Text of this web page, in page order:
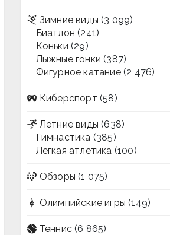
Зимние виды (3 099)
Биатлон (241)
Коньки (29)
Лыжные гонки (387)
Фигурное катание(2 476)
Киберспорт (58)
Летние виды (638)
Гимнастика (385)
Легкая атлетика (100)
Обзоры (1 075)
Олимпийские игры (149)
Теннис (6 865)